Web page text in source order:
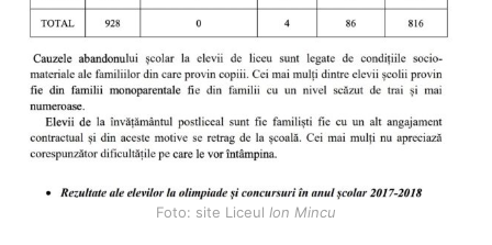
Foto: site Liceul Ion Mincu